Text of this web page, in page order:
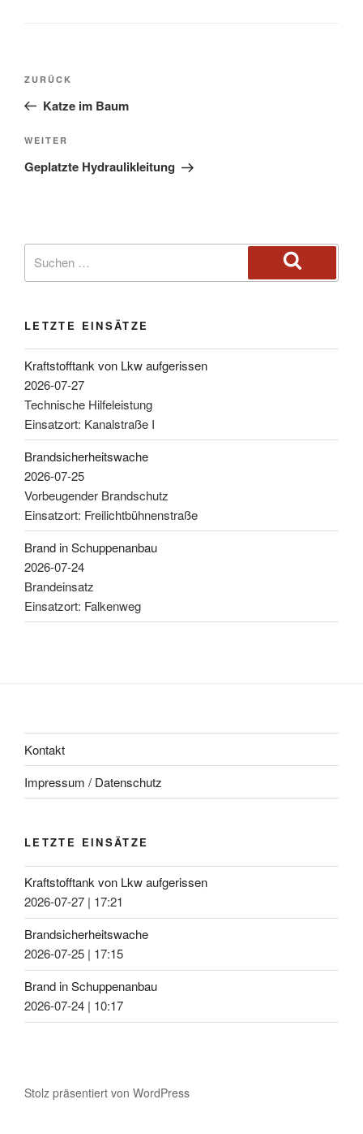
ZURÜCK
Katze im Baum
WEITER
Geplatzte Hydraulikleitung
LETZTE EINSÄTZE
Kraftstofftank von Lkw aufgerissen
2026-07-27
Technische Hilfeleistung
Einsatzort: Kanalstraße I
Brandsicherheitswache
2026-07-25
Vorbeugender Brandschutz
Einsatzort: Freilichtbühnenstraße
Brand in Schuppenanbau
2026-07-24
Brandeinsatz
Einsatzort: Falkenweg
Kontakt
Impressum / Datenschutz
LETZTE EINSÄTZE
Kraftstofftank von Lkw aufgerissen
2026-07-27 | 17:21
Brandsicherheitswache
2026-07-25 | 17:15
Brand in Schuppenanbau
2026-07-24 | 10:17
Stolz präsentiert von WordPress